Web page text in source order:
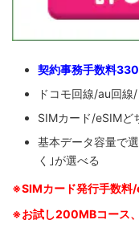
契約事務手数料
ドコモ回線/au回線
SIMカード/eSIMど
基本データ容量で
く｣が選べる
※SIMカード発行手数
※お試し200MBコース